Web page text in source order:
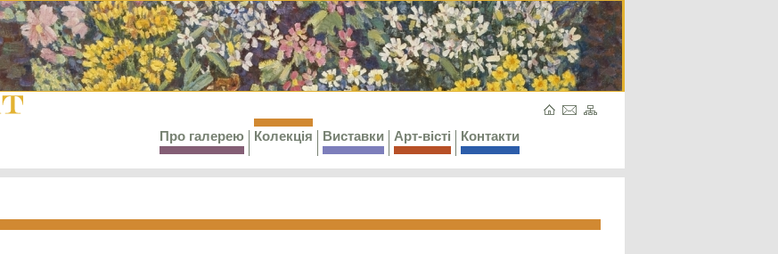
Про галерею Колекція Виставки Арт-вісті Контакти